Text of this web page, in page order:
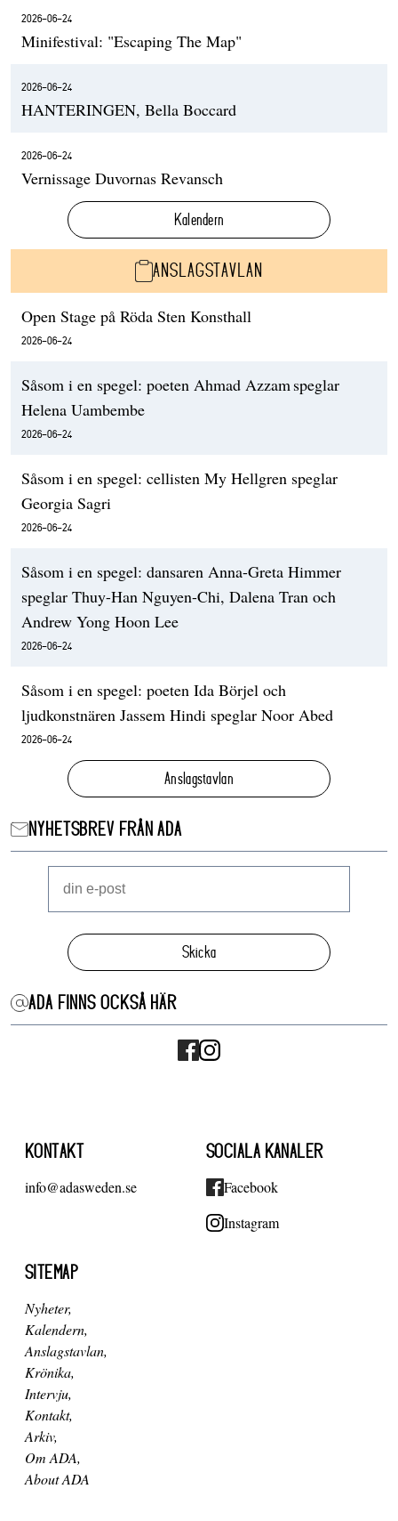
2026-06-24
Minifestival: "Escaping The Map"
2026-06-24
HANTERINGEN, Bella Boccard
2026-06-24
Vernissage Duvornas Revansch
Kalendern
ANSLAGSTAVLAN
Open Stage på Röda Sten Konsthall
2026-06-24
Såsom i en spegel: poeten Ahmad Azzam speglar
Helena Uambembe
2026-06-24
Såsom i en spegel: cellisten My Hellgren speglar
Georgia Sagri
2026-06-24
Såsom i en spegel: dansaren Anna-Greta Himmer
speglar Thuy-Han Nguyen-Chi, Dalena Tran och
Andrew Yong Hoon Lee
2026-06-24
Såsom i en spegel: poeten Ida Börjel och
ljudkonstnären Jassem Hindi speglar Noor Abed
2026-06-24
Anslagstavlan
NYHETSBREV FRÅN ADA
Skicka
ADA FINNS OCKSÅ HÄR
KONTAKT
info@adasweden.se
SOCIALA KANALER
Facebook
Instagram
SITEMAP
Nyheter
Kalendern
Anslagstavlan
Krönika
Intervju
Kontakt
Arkiv
Om ADA
About ADA